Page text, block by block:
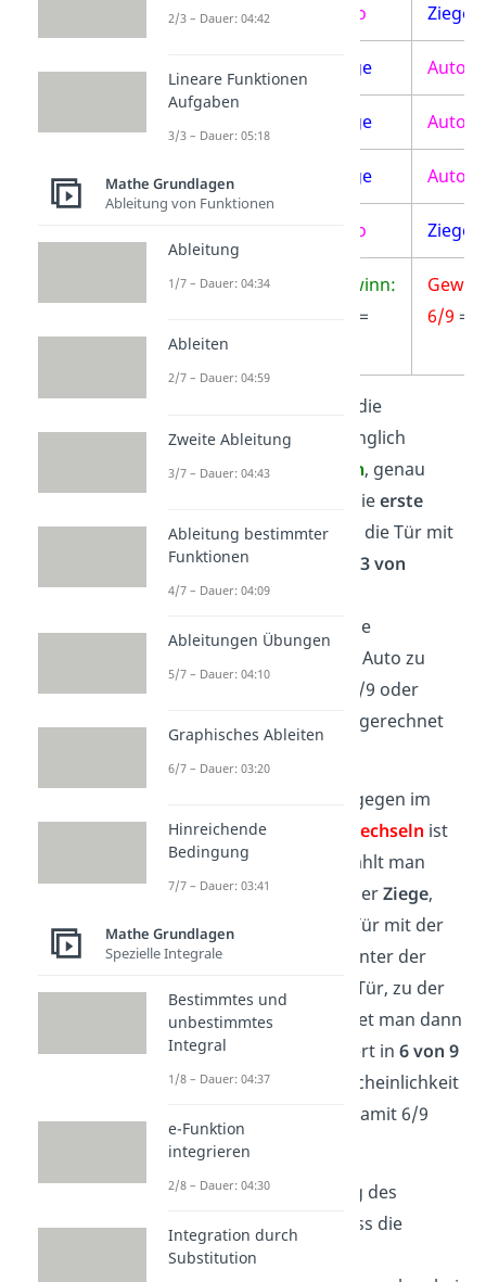
2 2 Auto Ziege
2 3 Ziege Auto
Ziege Auto
3 Ziege Auto
Auto Ziege
Gewinn:
=
6/9 =
Im Ziegenproblem führt die
Strategie, bei der ursprünglich
gewählten Tür zu
bleiben, genau
, wenn dieerste
Wahldes Kandidaten auf die Tür mit
demAutofällt. Das ist in 3 von
insgesamt9möglichen
Spielverläufen der Fall. Die
das Auto zu
gewinnen, beträgt also 3/9 oder
. Das sind umgerechnet
Entscheidet man sich dagegen im
Monty Hall Problem zu
wechseln ist
es genauumgekehrt
: Wählt man
zunächst eine Tür mit einerZiege,
wird der Moderator die Tür mit der
anderen Ziege
. Hinter der
übrigen verschlossenen Tür, zu der
man dannwechselt
, findet man dann
also dasAuto . Das passiert in 6 von 9
Fällen. Die Gewinnwahrscheinlichkeit
beim Wechseln beträgt damit 6/9
bzw.2/3(ca.
Tatsächlich ist die Lösung des
Ziegenproblems also, dass die
Gewinnchance
2/3 – Dauer: 04:42
Lineare Funktionen
Aufgaben
3/3 – Dauer: 05:18
Mathe Grundlagen
Ableitung von Funktionen
Ableitung
1/7 – Dauer: 04:34
Ableiten
2/7 – Dauer: 04:59
Zweite Ableitung
3/7 – Dauer: 04:43
Ableitung bestimmter
Funktionen
4/7 – Dauer: 04:09
Ableitungen Übungen
5/7 – Dauer: 04:10
Graphisches Ableiten
6/7 – Dauer: 03:20
Hinreichende
Bedingung
7/7 – Dauer: 03:41
Mathe Grundlagen
Spezielle Integrale
Bestimmtes und
unbestimmtes
Integral
1/8 – Dauer: 04:37
e-Funktion
integrieren
2/8 – Dauer: 04:30
Integration durch
Substitution